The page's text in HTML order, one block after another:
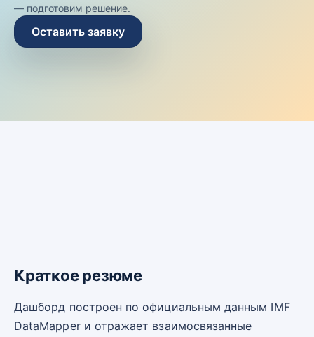
— подготовим решение.
Оставить заявку
Краткое резюме
Дашборд построен по официальным данным IMF
DataMapper и отражает взаимосвязанные